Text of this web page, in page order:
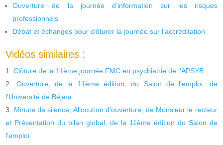
Ouverture de la journée d’information sur les risques
professionnels
Débat et échanges pour clôturer la journée sur l’accréditation
Vidéos similaires :
Clôture de la 11ème journée FMC en psychiatrie de l’APSYB
Ouverture, de la 11ème édition, du Salon de l’emploi, de
l’Université de Béjaïa
Minute de silence, Allocution d’ouverture, de Monsieur le recteur
et Présentation du bilan global, de la 11ème édition du Salon de
l’emploi